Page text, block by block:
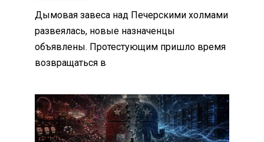
Дымовая завеса над Печерскими холмами
развеялась, новые назначенцы
объявлены. Протестующим пришло время
возвращаться в